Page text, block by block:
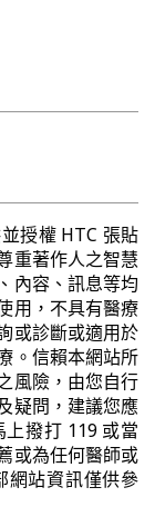
授權 HTC 張貼
重著作人之智慧
內容、訊息等均
用，不具有醫療
或診斷或適用於
。信賴本網站所
風險，由您自行
疑問，建議您應
撥打 119 或當
或為任何醫師或
網站資訊僅供參